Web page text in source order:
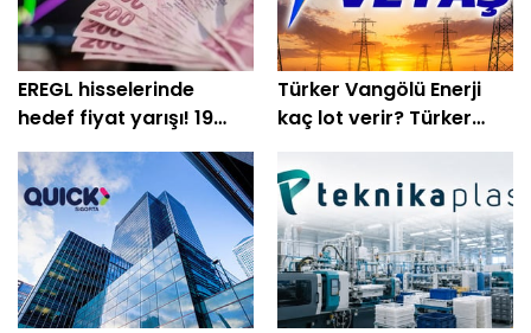
EREGL hisselerinde
hedef fiyat yarışı! 19
kurum beklentisini
açıkladı
Türker Vangölü Enerji
kaç lot verir? Türker
Vangölü Enerji halka arz
oluyor